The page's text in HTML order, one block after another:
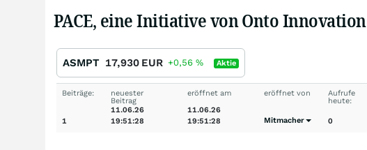
PACE, eine Initiative von Onto Innovation
ASMPT 17,930 EUR +0,56 % Aktie
Beiträge:
1
neuester
Beitrag
11.06.26
19:51:28
eröffnet am
11.06.26
19:51:28
eröffnet von
Mitmacher
Aufrufe
heute:
0